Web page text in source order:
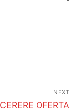
NEXT
Next
CERERE OFERTA